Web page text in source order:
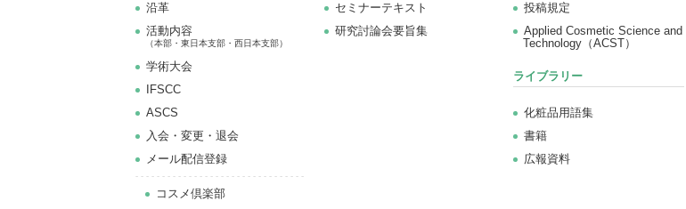
沿革
活動内容
（本部・東日本支部・西日本支部）
学術大会
IFSCC
ASCS
⼊会・変更・退会
メール配信登録
コスメ倶楽部
セミナーテキスト
研究討論会要旨集
投稿規定
Applied Cosmetic Science and
Technology（ACST）
ライブラリー
化粧品用語集
書籍
広報資料